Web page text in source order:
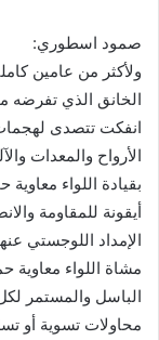
صمود اسطوري:
ولأكثر من عامين
الخانق الذي تفرضه
انفكت تتصدى
بقيادة اللواء
أيقونة للمقاومة
مشاة اللواء معاوية
الباسل والمستمر
محاولات تسوية أو